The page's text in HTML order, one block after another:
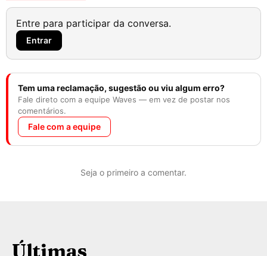
Entre para participar da conversa.
Entrar
Tem uma reclamação, sugestão ou viu algum erro?
Fale direto com a equipe Waves — em vez de postar nos
comentários.
Fale com a equipe
Seja o primeiro a comentar.
Últimas